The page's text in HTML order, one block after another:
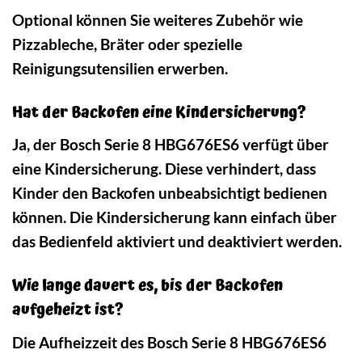
Optional können Sie weiteres Zubehör wie
Pizzableche, Bräter oder spezielle
Reinigungsutensilien erwerben.
Hat der Backofen eine Kindersicherung?
Ja, der Bosch Serie 8 HBG676ES6 verfügt über
eine Kindersicherung. Diese verhindert, dass
Kinder den Backofen unbeabsichtigt bedienen
können. Die Kindersicherung kann einfach über
das Bedienfeld aktiviert und deaktiviert werden.
Wie lange dauert es, bis der Backofen
aufgeheizt ist?
Die Aufheizzeit des Bosch Serie 8 HBG676ES6